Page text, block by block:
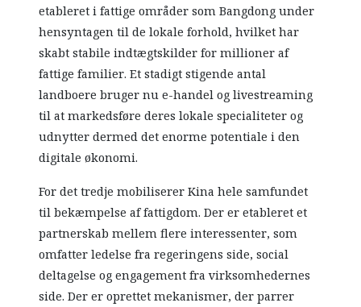
etableret i fattige områder som Bangdong under
hensyntagen til de lokale forhold, hvilket har
skabt stabile indtægtskilder for millioner af
fattige familier. Et stadigt stigende antal
landboere bruger nu e-handel og livestreaming
til at markedsføre deres lokale specialiteter og
udnytter dermed det enorme potentiale i den
digitale økonomi.
For det tredje mobiliserer Kina hele samfundet
til bekæmpelse af fattigdom. Der er etableret et
partnerskab mellem flere interessenter, som
omfatter ledelse fra regeringens side, social
deltagelse og engagement fra virksomhedernes
side. Der er oprettet mekanismer, der parrer